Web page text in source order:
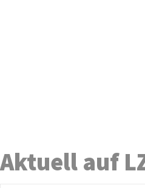
Aktuell auf